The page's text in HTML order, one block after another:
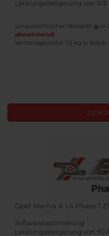
Leistungssteigerung von 105
voraussichtlicher Versand: in
abweichend)
Versandgewicht: 1,5 kg je Stück
ZUM
Opel Meriva A 1.4 Phase 1
Softwareoptimierung
Leistungssteigerung von 90